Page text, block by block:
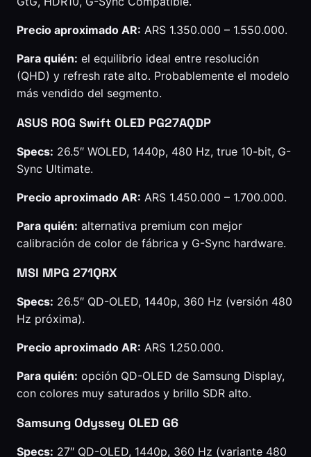
Precio aproximado AR: ARS 1.350.000 – 1.550.000.
Para quién: el equilibrio ideal entre resolución
(QHD) y refresh rate alto. Probablemente el modelo
más vendido del segmento.
ASUS ROG Swift OLED PG27AQDP
Specs: 26.5″ WOLED, 1440p, 480 Hz, true 10-bit, G-
Sync Ultimate.
Precio aproximado AR: ARS 1.450.000 – 1.700.000.
Para quién: alternativa premium con mejor
calibración de color de fábrica y G-Sync hardware.
MSI MPG 271QRX
Specs: 26.5″ QD-OLED, 1440p, 360 Hz (versión 480
Hz próxima).
Precio aproximado AR: ARS 1.250.000.
Para quién: opción QD-OLED de Samsung Display,
con colores muy saturados y brillo SDR alto.
Samsung Odyssey OLED G6
Specs: 27″ QD-OLED, 1440p, 360 Hz (variante 480